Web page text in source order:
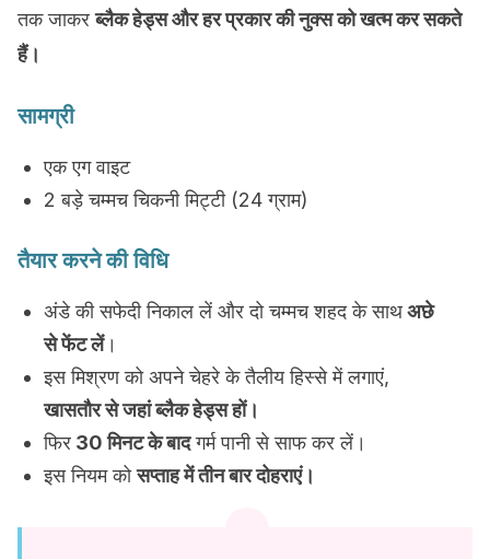
तक जाकरब्लैक हेड्स और हर प्रकार की नुक्स को खत्म कर सकते
हैं।
सामग्री
एक एग वाइट
2 बड़े चम्मच चिकनी मिट्टी (24 ग्राम)
तैयार करने की विधि
अंडे की सफेदी निकाल लें और दो चम्मच शहद के साथअछे
से फेंट लें।
इस मिश्रण को अपने चेहरे के तैलीय हिस्से में लगाएं,
खासतौर से जहां ब्लैक हेड्स हों।
फिर 30 मिनट के बादगर्म पानी से साफ कर लें।
इस नियम कोसप्ताह में तीन बार दोहराएं।